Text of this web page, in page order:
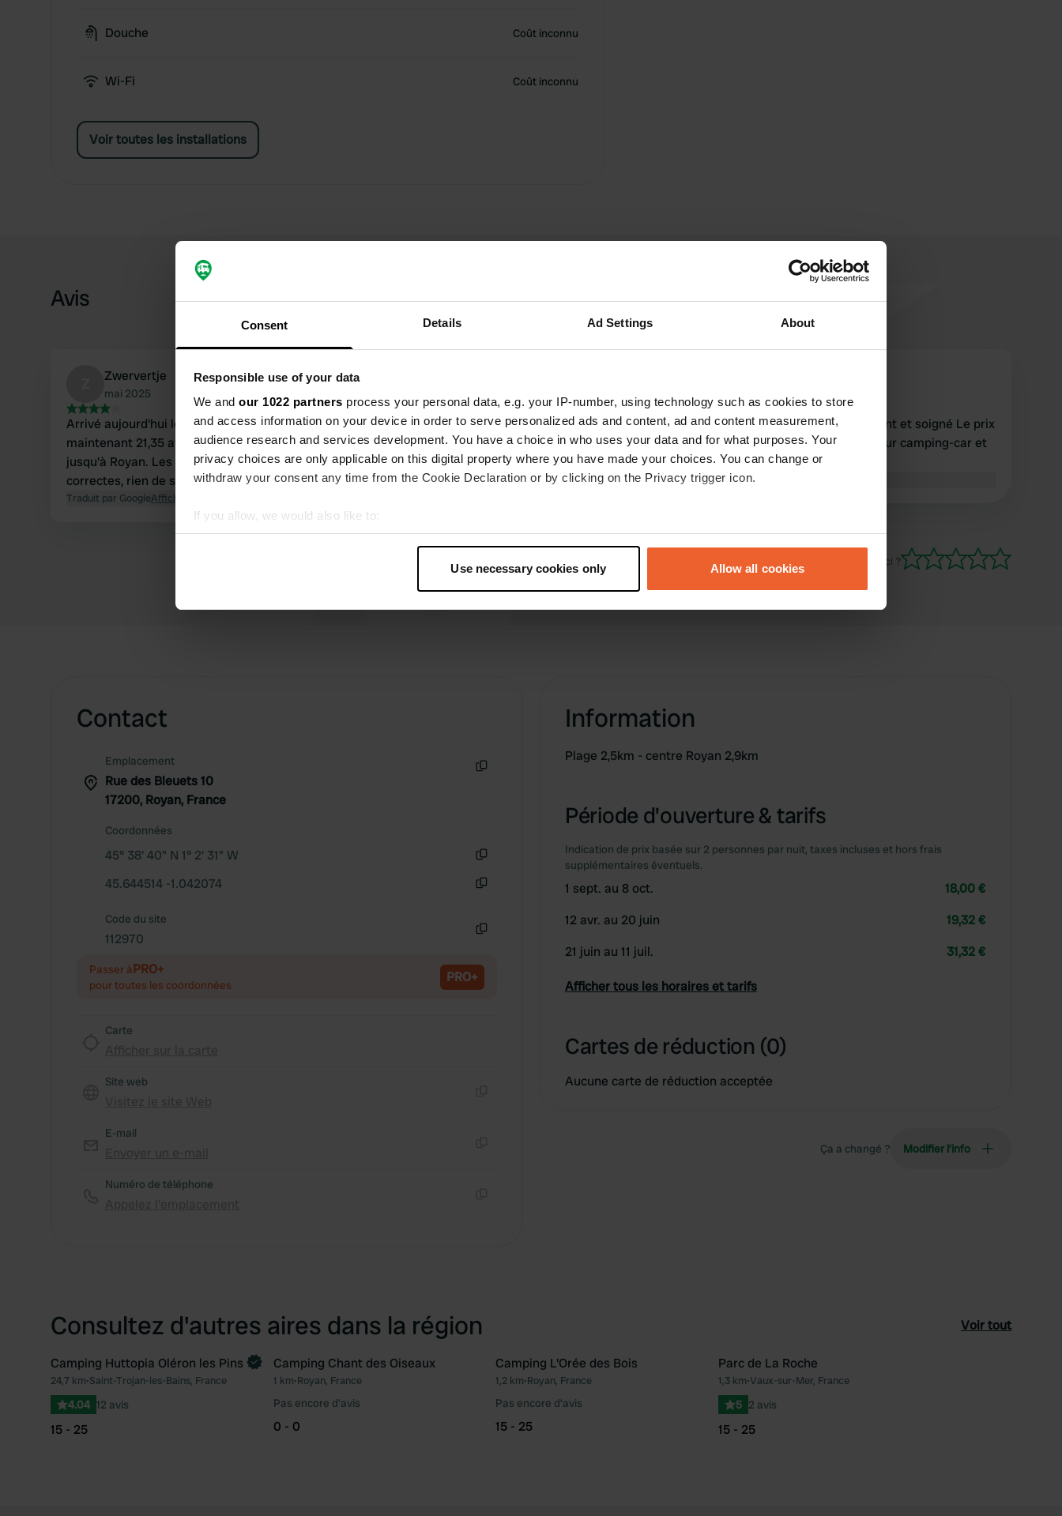
Consent Details Ad Settings About
Responsible use of your data
We and our 1022 partners process your personal data, e.g. your IP-number, using technology such as cookies to store
and access information on your device in order to serve personalized ads and content, ad and content measurement,
audience research and services development. You have a choice in who uses your data and for what purposes. Your
privacy choices are only applicable on this digital property where you have made your choices. You can change or
withdraw your consent any time from the Cookie Declaration or by clicking on the Privacy trigger icon.
If you allow, we would also like to:
Collect information about your geographical location which can be accurate to within several meters
Find out more about how your personal data is processed and set your preferences in the
Use necessary cookies only Allow all cookies
Douche Coût inconnu
Wi-Fi Coût inconnu
Voir toutes les installations
Avis
Zwervertje
mai 2025
Arrivé aujourd'hui le seul camping-car prix
maintenant 21,35 avec électricité. 3km à vélo
jusqu'à Royan. Les installations sanitaires sont
correctes, rien de spécial.
Traduit par GoogleAfficher l'original
superbe camping. Nous venons ici depuis des
années. A proximité de la belle plage. Toutes les
commodités sont haut de gamme. Belle région
pour faire du vélo. super.
Beau camping tout est présent et soigné Le prix
était maintenant de 24,32 pour camping-car et
2 personnes avec électricité
Traduit par Google
Es-tu déjà venu ici ?
Contact
Emplacement
Rue des Bleuets 10
17200, Royan, France
Coordonnées
45° 38' 40" N 1° 2' 31" W
45.644514 -1.042074
Code du site
112970
Passer àPRO+
pour toutes les coordonnées PRO+
Carte
Site web
E-mail
Numéro de téléphone
Information
Plage 2,5km - centre Royan 2,9km
Période d'ouverture & tarifs
Indication de prix basée sur 2 personnes par nuit, taxes incluses et hors frais
supplémentaires éventuels.
1 sept. au 8 oct.
18,00 €
12 avr. au 20 juin
19,32 €
21 juin au 11 juil.
31,32 €
Afficher tous les horaires et tarifs
Cartes de réduction (0)
Aucune carte de réduction acceptée
Ça a changé ? Modifier l’info
Consultez d'autres aires dans la région Voir tout
Préféré
Reserve maintenant
Camping Huttopia Oléron les Pins
24,7 km•Saint-Trojan-les-Bains, France
4.04 12 avis
15 - 25
Préféré
Camping Chant des Oiseaux
1 km•Royan, France
Pas encore d'avis
0 - 0
Préféré
Camping L'Orée des Bois
1,2 km•Royan, France
Pas encore d'avis
15 - 25
Parc de La Roche
1,3 km•Vaux-sur-Mer, France
5 2 avis
15 - 25